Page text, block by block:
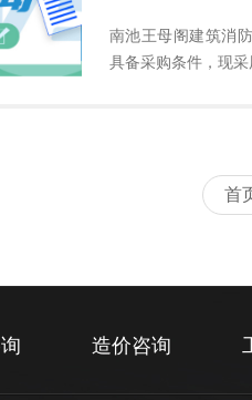
南池王母阁建筑消
具备采购条件，现
首
造价咨询